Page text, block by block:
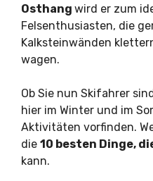
Osthang wird er zum
Felsenthusiasten, die
Kalksteinwänden
wagen.
Ob Sie nun Skifahrer
hier im Winter und im
Aktivitäten vorfinden.
die 10 besten Dinge,
kann.